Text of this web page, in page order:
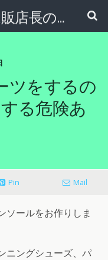
テニスショップ通販店長のブログ＠テニスショップLAFINO 西山克久
ツをするの
る危険あ
Pin Mail
ソールをお作りしま
ニングシューズ、パ